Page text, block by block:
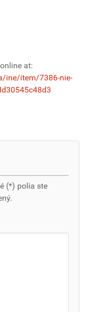
at:
ine/item/7386-nie-
(*) polia ste